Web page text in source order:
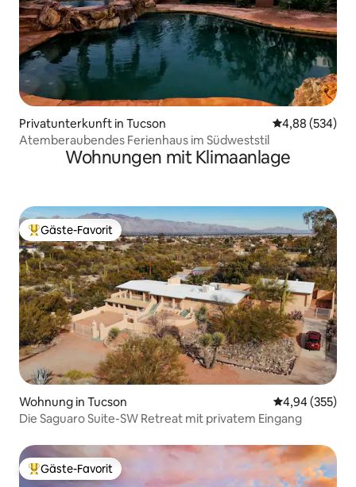
Privatunterkunft in Tucson
4,88 (534)
Atemberaubendes Ferienhaus im Südweststil
Wohnungen mit Klimaanlage
Beliebter Gäste-Favorit.
Gäste-Favorit
Wohnung in Tucson
4,94 (355)
Die Saguaro Suite-SW Retreat mit privatem Eingang
Beliebter Gäste-Favorit.
Gäste-Favorit